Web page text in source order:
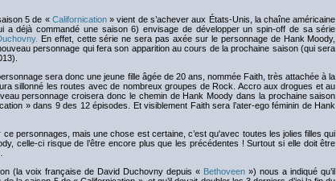
5 de « Californication» vient de s’achever aux États-Unis, la chaîne américaine
a déjà commandé une saison 6) envisage de développer un spin-off de sa série
En effet, cette série ne sera pas axée sur le personnage de Hank Moody,
personnage qui fera son apparition au cours de la prochaine saison (qui sera
sera donc une jeune fille âgée de 20 ans, nommée Faith, très attachée à la
sillonné les routes avec de nombreux groupes de Rock. Accro aux drogues et au
personnage croisera donc le chemin de Hank Moody dans la prochaine saison
» dans 9 des 12 épisodes. Et visiblement Faith sera l’ater-ego féminin de Hank
personnages, mais une chose est certaine, c’est qu'avec toutes les jolies filles qui
celle-ci risque de l’être encore plus que les précédentes ! Surtout si elle doit être
(la voix française de David Duchovny depuis « Bethoveen ») nous a indiqué qu’il